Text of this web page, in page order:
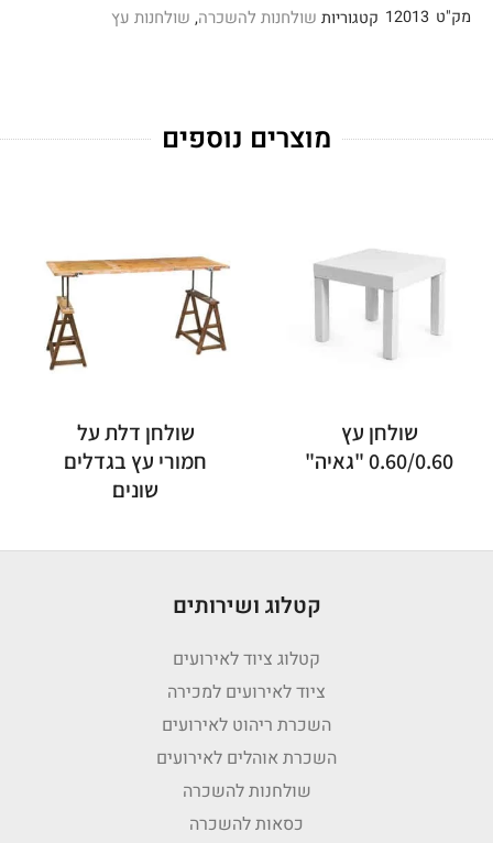
מק"ט 12013 קטגוריות שולחנות להשכרה, שולחנות עץ
מוצרים נוספים
שולחן עץ
0.60/0.60 "גאיה"
שולחן דלת על
חמורי עץ בגדלים
שונים
קטלוג ושירותים
קטלוג ציוד לאירועים
ציוד לאירועים למכירה
השכרת ריהוט לאירועים
השכרת אוהלים לאירועים
שולחנות להשכרה
כסאות להשכרה